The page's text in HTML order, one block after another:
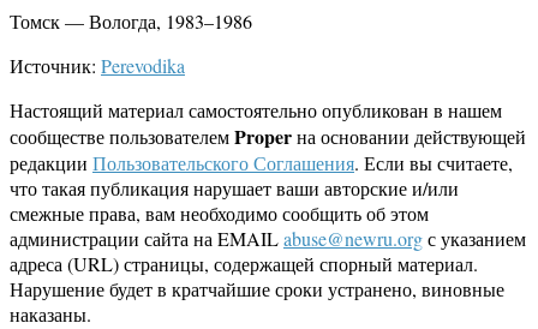
Томск — Вологда, 1983–1986
Источник: Perevodika
Настоящий материал самостоятельно опубликован в нашем
сообществе пользователемProperна основании действующей
редакции Пользовательского Соглашения. Если вы считаете,
что такая публикация нарушает ваши авторские и/или
смежные права, вам необходимо сообщить об этом
администрации сайта на EMAILabuse@newru.orgс указанием
адреса (URL) страницы, содержащей спорный материал.
Нарушение будет в кратчайшие сроки устранено, виновные
наказаны.